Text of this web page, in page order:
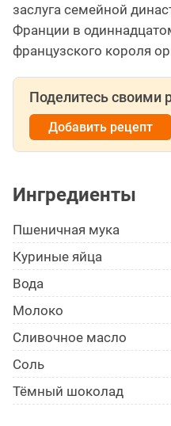
заслуга семейной
Франции в
французского короля
Поделитесь своими
Добавить рецепт
Ингредиенты
Пшеничная мука
Куриные яйца
Вода
Молоко
Сливочное масло
Соль
Тёмный шоколад